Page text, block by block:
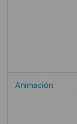
Animación